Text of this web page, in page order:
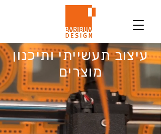
עיצוב תעשייתי ותיכנון
מוצרים